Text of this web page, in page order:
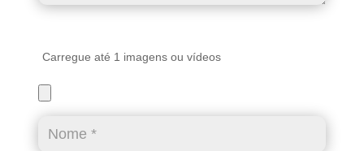
Carregue até 1 imagens ou vídeos